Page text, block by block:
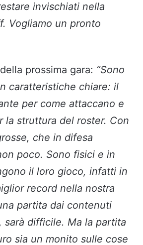
invischiati nella
Vogliamo un pronto
della prossima gara: “Sono
caratteristiche chiare: il
per come attaccano e
la struttura del roster. Con
che in difesa
poco. Sono fisici e in
il loro gioco, infatti in
record nella nostra
partita dai contenuti
sarà difficile. Ma la partita
sia un monito sulle cose